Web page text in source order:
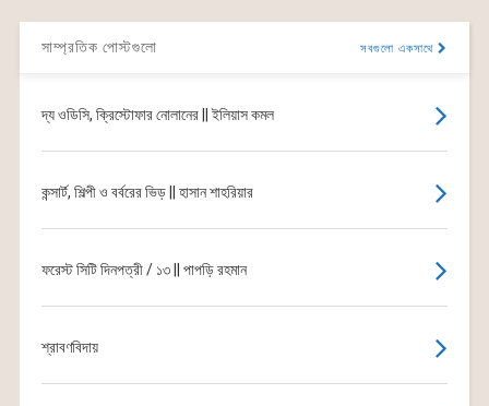
সাম্প্রতিক পোস্টগুলো সবগুলো একসাথে
দ্য ওডিসি, ক্রিস্টোফার নোলানের || ইলিয়াস কমল
কন্সার্ট, শিল্পী ও বর্বরের ভিড় || হাসান শাহরিয়ার
ফরেস্ট সিটি দিনপত্রী / ১৩ || পাপড়ি রহমান
শ্রাবণবিদায়